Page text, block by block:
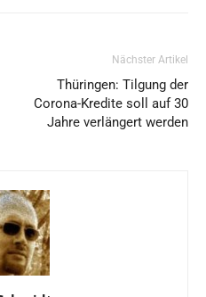
Nächster Artikel
Thüringen: Tilgung der
Corona-Kredite soll auf 30
Jahre verlängert werden